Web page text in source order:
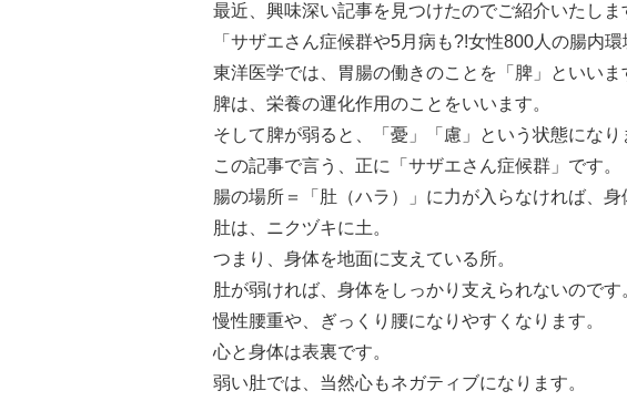
最近、興味深い記事を見つけたのでご紹介いたしま
「サザエさん症候群や5月病も?!女性800人の腸内環
東洋医学では、胃腸の働きのことを「脾」といいま
脾は、栄養の運化作用のことをいいます。
そして脾が弱ると、「憂」「慮」という状態になり
この記事で言う、正に「サザエさん症候群」です。
腸の場所＝「肚（ハラ）」に力が入らなければ、身
肚は、ニクヅキに土。
つまり、身体を地面に支えている所。
肚が弱ければ、身体をしっかり支えられないのです
慢性腰重や、ぎっくり腰になりやすくなります。
心と身体は表裏です。
弱い肚では、当然心もネガティブになります。